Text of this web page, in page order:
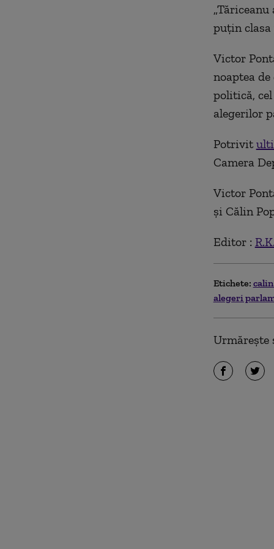
puţin clasa
Victor
noaptea
politică,
alegerilor
Potrivit
Camera
Victor
și Călin
Editor : R.K.
Etichete:
alegeri
Urmărește